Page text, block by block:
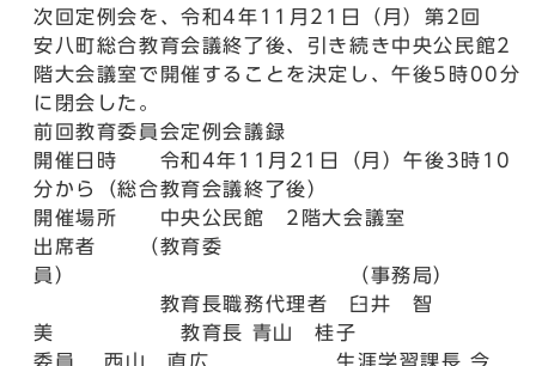
次回定例会を、令和4年11月21日（月）第2回
安八町総合教育会議終了後、引き続き中央公民館2
階大会議室で開催することを決定し、午後5時00分
に閉会した。
前回教育委員会定例会議録
開催日時 令和4年11月21日（月）午後3時10
分から（総合教育会議終了後）
開催場所 中央公民館 2階大会議室
出席者 （教育委
員） （事務局）
教育長職務代理者 臼井 智
美 教育長 青山 桂子
委員 西山 直広 生涯学習課長 今